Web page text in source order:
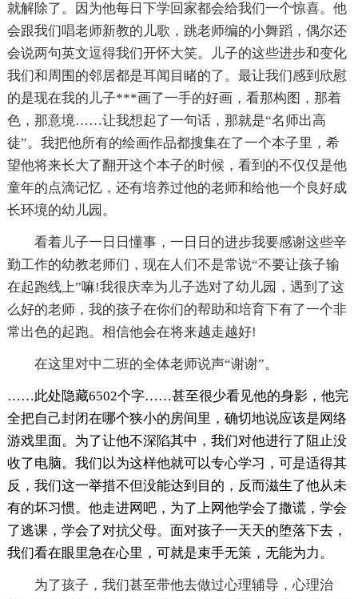
就解除了。因为他每日下学回家都会给我们一个惊喜。他
会跟我们唱老师新教的儿歌，跳老师编的小舞蹈，偶尔还
会说两句英文逗得我们开怀大笑。儿子的这些进步和变化
我们和周围的邻居都是耳闻目睹的了。最让我们感到欣慰
的是现在我的儿子***画了一手的好画，看那构图，那着
色，那意境……让我想起了一句话，那就是“名师出高
徒”。我把他所有的绘画作品都搜集在了一个本子里，希
望他将来长大了翻开这个本子的时候，看到的不仅仅是他
童年的点滴记忆，还有培养过他的老师和给他一个良好成
长环境的幼儿园。
看着儿子一日日懂事，一日日的进步我要感谢这些辛
勤工作的幼教老师们，现在人们不是常说“不要让孩子输
在起跑线上”嘛!我很庆幸为儿子选对了幼儿园，遇到了这
么好的老师，我的孩子在你们的帮助和培育下有了一个非
常出色的起跑。相信他会在将来越走越好!
在这里对中二班的全体老师说声“谢谢”。
……此处隐藏6502个字……甚至很少看见他的身影，他完
全把自己封闭在哪个狭小的房间里，确切地说应该是网络
游戏里面。为了让他不深陷其中，我们对他进行了阻止没
收了电脑。我们以为这样他就可以专心学习，可是适得其
反，我们这一举措不但没能达到目的，反而滋生了他从未
有的坏习惯。他走进网吧，为了上网他学会了撒谎，学会
了逃课，学会了对抗父母。面对孩子一天天的堕落下去，
我们看在眼里急在心里，可就是束手无策，无能为力。
为了孩子，我们甚至带他去做过心理辅导，心理治